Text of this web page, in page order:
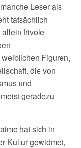
Leser als
tatsächlich
allein frivole
Figuren,
die von
und
geradezu
hat sich in
Kultur gewidmet,